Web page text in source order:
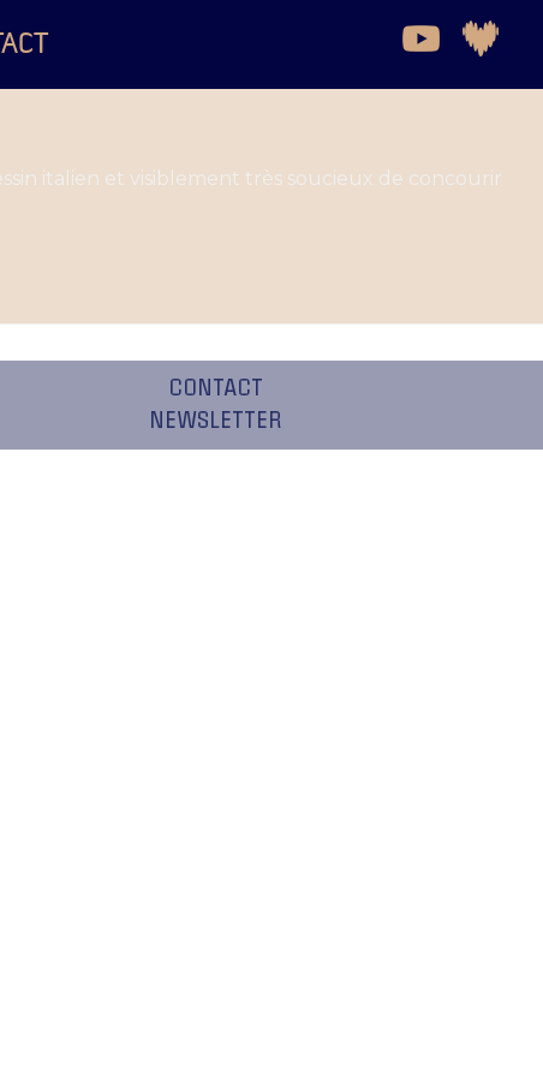
italien et visiblement très soucieux de concourir
CONTACT
NEWSLETTER